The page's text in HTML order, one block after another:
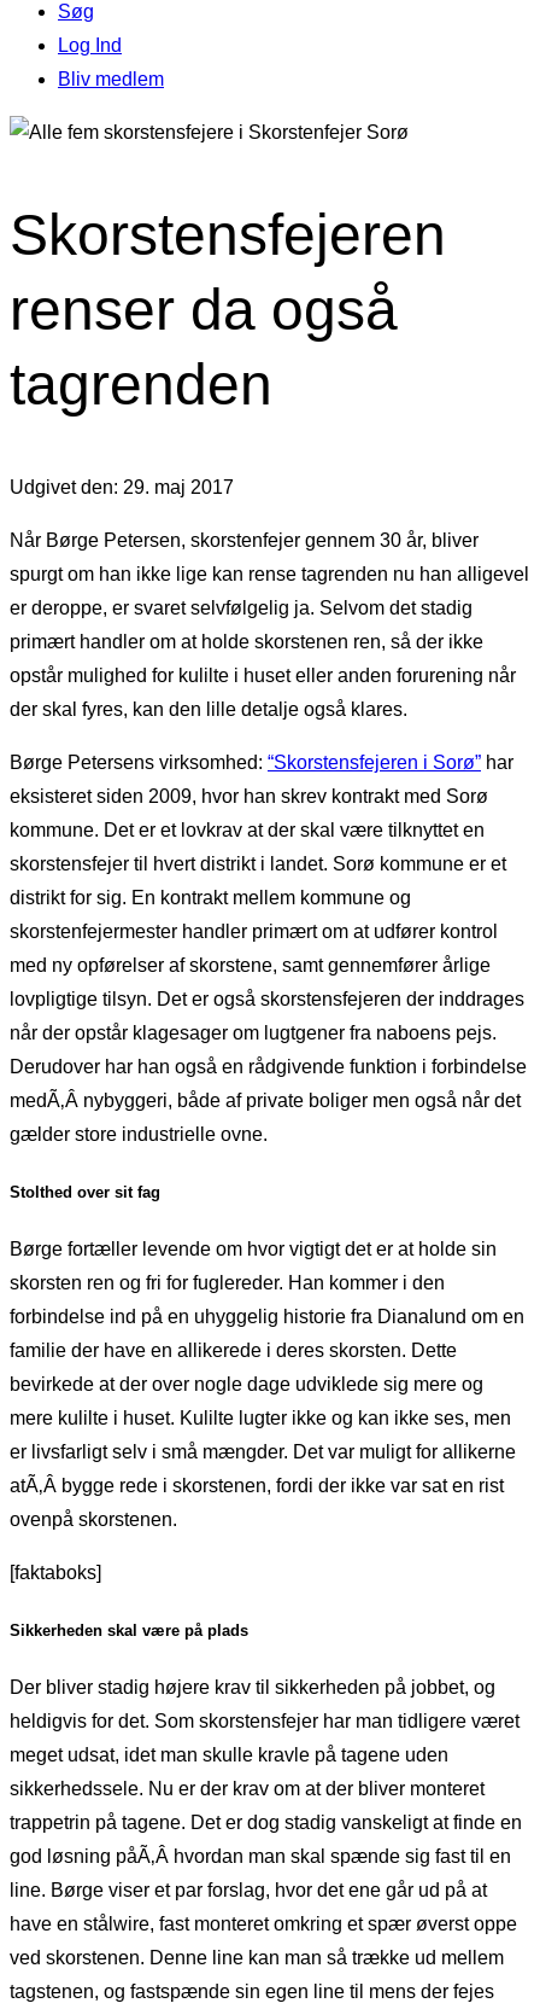
Søg
Log Ind
Bliv medlem
Skorstensfejeren
renser da også
tagrenden
Udgivet den: 29. maj 2017
Når Børge Petersen, skorstenfejer gennem 30 år, bliver
spurgt om han ikke lige kan rense tagrenden nu han alligevel
er deroppe, er svaret selvfølgelig ja. Selvom det stadig
primært handler om at holde skorstenen ren, så der ikke
opstår mulighed for kulilte i huset eller anden forurening når
der skal fyres, kan den lille detalje også klares.
Børge Petersens virksomhed: “Skorstensfejeren i Sorø” har
eksisteret siden 2009, hvor han skrev kontrakt med Sorø
kommune. Det er et lovkrav at der skal være tilknyttet en
skorstensfejer til hvert distrikt i landet. Sorø kommune er et
distrikt for sig. En kontrakt mellem kommune og
skorstenfejermester handler primært om at udfører kontrol
med ny opførelser af skorstene, samt gennemfører årlige
lovpligtige tilsyn. Det er også skorstensfejeren der inddrages
når der opstår klagesager om lugtgener fra naboens pejs.
Derudover har han også en rådgivende funktion i forbindelse
medÃ‚Â nybyggeri, både af private boliger men også når det
gælder store industrielle ovne.
Stolthed over sit fag
Børge fortæller levende om hvor vigtigt det er at holde sin
skorsten ren og fri for fuglereder. Han kommer i den
forbindelse ind på en uhyggelig historie fra Dianalund om en
familie der have en allikerede i deres skorsten. Dette
bevirkede at der over nogle dage udviklede sig mere og
mere kulilte i huset. Kulilte lugter ikke og kan ikke ses, men
er livsfarligt selv i små mængder. Det var muligt for allikerne
atÃ‚Â bygge rede i skorstenen, fordi der ikke var sat en rist
ovenpå skorstenen.
[faktaboks]
Sikkerheden skal være på plads
Der bliver stadig højere krav til sikkerheden på jobbet, og
heldigvis for det. Som skorstensfejer har man tidligere været
meget udsat, idet man skulle kravle på tagene uden
sikkerhedssele. Nu er der krav om at der bliver monteret
trappetrin på tagene. Det er dog stadig vanskeligt at finde en
god løsning påÃ‚Â hvordan man skal spænde sig fast til en
line. Børge viser et par forslag, hvor det ene går ud på at
have en stålwire, fast monteret omkring et spær øverst oppe
ved skorstenen. Denne line kan man så trække ud mellem
tagstenen, og fastspænde sin egen line til mens der fejes